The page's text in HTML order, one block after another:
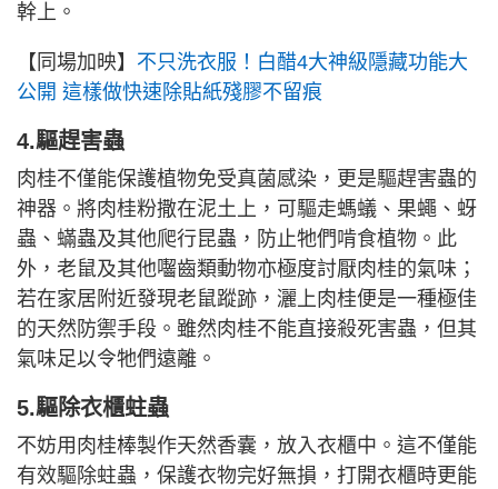
幹上。
【同場加映】 不只洗衣服！白醋4大神級隱藏功能大
公開 這樣做快速除貼紙殘膠不留痕
4.驅趕害蟲
肉桂不僅能保護植物免受真菌感染，更是驅趕害蟲的
神器。將肉桂粉撒在泥土上，可驅走螞蟻、果蠅、蚜
蟲、蟎蟲及其他爬行昆蟲，防止牠們啃食植物。此
外，老鼠及其他囓齒類動物亦極度討厭肉桂的氣味；
若在家居附近發現老鼠蹤跡，灑上肉桂便是一種極佳
的天然防禦手段。雖然肉桂不能直接殺死害蟲，但其
氣味足以令牠們遠離。
5.驅除衣櫃蛀蟲
不妨用肉桂棒製作天然香囊，放入衣櫃中。這不僅能
有效驅除蛀蟲，保護衣物完好無損，打開衣櫃時更能